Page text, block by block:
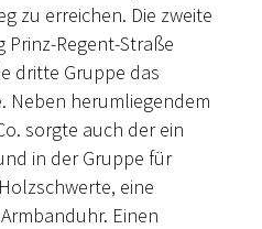
zu erreichen. Die zweite
Prinz-Regent-Straße
dritte Gruppe das
Neben herumliegendem
sorgte auch der ein
in der Gruppe für
eine
Einen